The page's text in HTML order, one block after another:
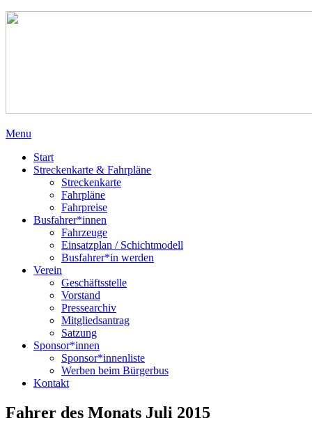
Menu
Start
Streckenkarte & Fahrpläne
Streckenkarte
Fahrpläne
Fahrpreise
Busfahrer*innen
Fahrzeuge
Einsatzplan / Schichtmodell
Busfahrer*in werden
Verein
Geschäftsstelle
Vorstand
Pressearchiv
Mitgliedsantrag
Satzung
Sponsor*innen
Sponsor*innenliste
Werben beim Bürgerbus
Kontakt
Fahrer des Monats Juli 2015